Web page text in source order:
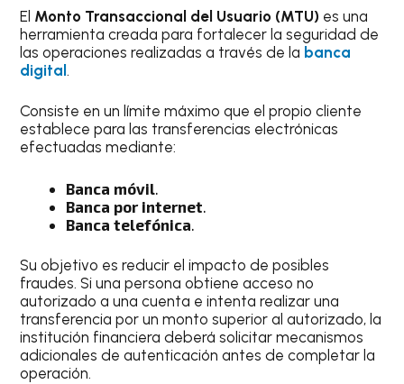
El Monto Transaccional del Usuario (MTU) es una
herramienta creada para fortalecer la seguridad de
las operaciones realizadas a través de la banca
digital.
Consiste en un límite máximo que el propio cliente
establece para las transferencias electrónicas
efectuadas mediante:
Banca móvil
Banca por internet
Banca telefónica
Su objetivo es reducir el impacto de posibles
fraudes. Si una persona obtiene acceso no
autorizado a una cuenta e intenta realizar una
transferencia por un monto superior al autorizado, la
institución financiera deberá solicitar mecanismos
adicionales de autenticación antes de completar la
operación.